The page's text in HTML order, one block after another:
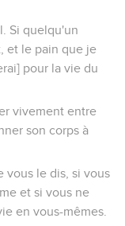
Si quelqu'un
et le pain que je
pour la vie du
vivement entre
son corps à
vous le dis, si vous
et si vous ne
en vous-mêmes.